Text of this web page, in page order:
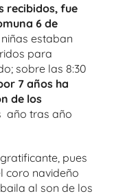
recibidos, fue
6 de
estaban
para
sobre las 8:30
7 años ha
de los
año tras año
pues
coro navideño
al son de los